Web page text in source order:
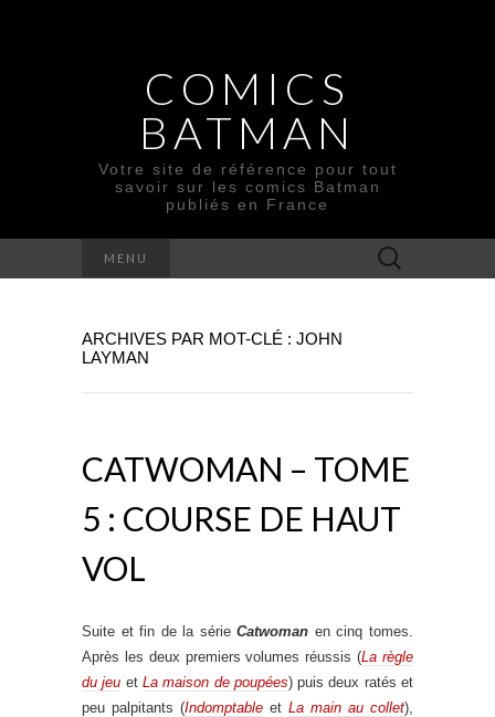
COMICS
BATMAN
Votre site de référence pour tout
savoir sur les comics Batman
publiés en France
MENU Rechercher :
ARCHIVES PAR MOT-CLÉ : JOHN
LAYMAN
CATWOMAN – TOME
5 : COURSE DE HAUT
VOL
Suite et fin de la sérieCatwoman en cinq tomes.
Après les deux premiers volumes réussis (La règle
du jeu et La maison de poupées) puis deux ratés et
peu palpitants (Indomptable et La main au collet),